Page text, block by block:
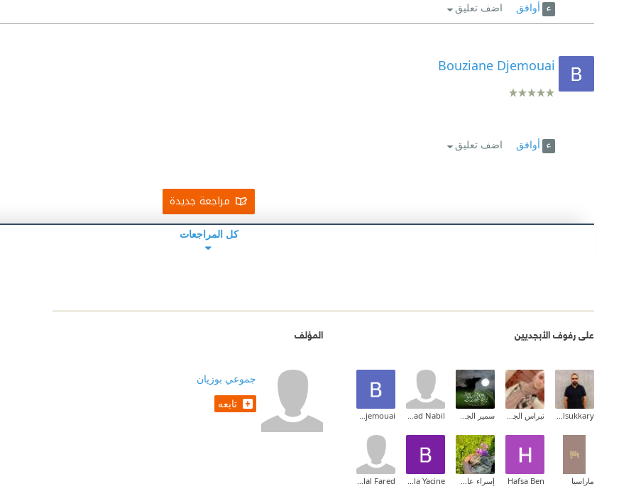
أوافق اضف تعليق
Bouziane Djemouai
أوافق اضف تعليق
مراجعة جديدة
كل المراجعات
على رفوف الأبجديين
Ahmed Elsukkary نبراس الجيلاني سمير الجحدلي Sanad Nabil
Bouziane Djemouai
ماراسيا Hafsa Ben إسراء عاطف عبد الرحيم Bensaoula Yacine
Balal Fared
المؤلف
جموعي بوزيان
تابعه